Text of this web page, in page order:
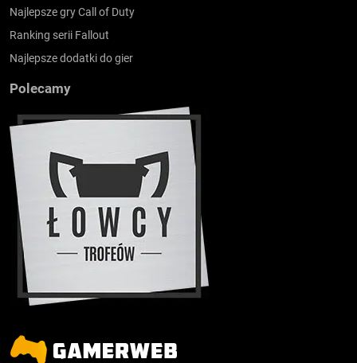
Najlepsze gry Call of Duty
Ranking serii Fallout
Najlepsze dodatki do gier
Polecamy